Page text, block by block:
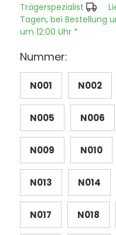
Trägerspezialist
Tagen, bei Bestellung
um 12:00 Uhr *
Nummer:
N001 N002
N005 N006
N009 N010
N013 N014
N017 N018